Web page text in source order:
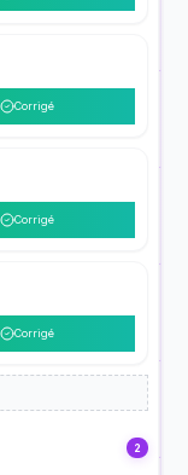
Corrigé
Corrigé
Corrigé
2